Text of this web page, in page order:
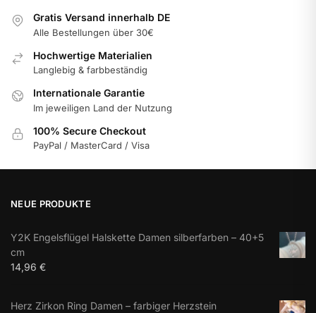
Gratis Versand innerhalb DE
Alle Bestellungen über 30€
Hochwertige Materialien
Langlebig & farbbeständig
Internationale Garantie
Im jeweiligen Land der Nutzung
100% Secure Checkout
PayPal / MasterCard / Visa
NEUE PRODUKTE
Y2K Engelsflügel Halskette Damen silberfarben – 40+5
cm
14,96 €
Herz Zirkon Ring Damen – farbiger Herzstein